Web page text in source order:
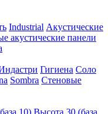
Industrial Акустические
акустические панели
Гигиена Соло
Sombra Стеновые
10) Высота 30 (база